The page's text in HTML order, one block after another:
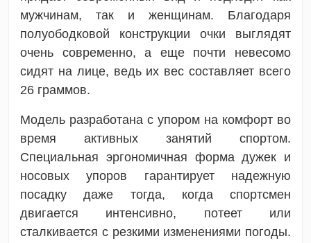
мужчинам, так и женщинам. Благодаря
полуободковой конструкции очки выглядят
очень современно, а еще почти невесомо
сидят на лице, ведь их вес составляет всего
26 граммов.
Модель разработана с упором на комфорт во
время активных занятий спортом.
Специальная эргономичная форма дужек и
носовых упоров гарантирует надежную
посадку даже тогда, когда спортсмен
двигается интенсивно, потеет или
сталкивается с резкими изменениями погоды.